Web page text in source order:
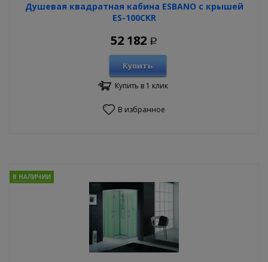
Душевая квадратная кабина ESBANO с крышей
ES-100CKR
52 182 Р
Купить
Купить в 1 клик
В избранное
В НАЛИЧИИ